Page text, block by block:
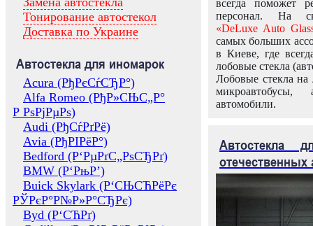
Тонирование автостекол
Доставка по Украине
Автостекла для иномарок
Acura (РђРєСѓСЂР°)
Alfa Romeo (РђР»СЊС„Р°
Р РѕРјРµРѕ)
Audi (РђСѓРґРё)
Avia (РђРІРёР°)
Bedford (Р‘РµРґС„РѕСЂРґ)
BMW (Р‘РњР’)
Buick Skylark (Р‘СЊСЋРёРє
РЎРєР°Р№Р»Р°СЂРє)
Byd (Р‘СЋРґ)
всегда поможет
персонал. На
«DeLuxe Auto
самых больших
в Киеве, где
лобовые стекла
Лобовые стекла на
микроавтобусы,
автомобили.
Автостекла
отечественных